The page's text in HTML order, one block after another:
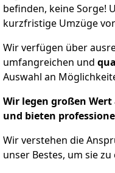
befinden, keine Sorge!
kurzfristige Umzüge
Wir verfügen über
umfangreichen und
Auswahl an
Wir legen großen
und bieten
Wir verstehen die
unser Bestes, um sie